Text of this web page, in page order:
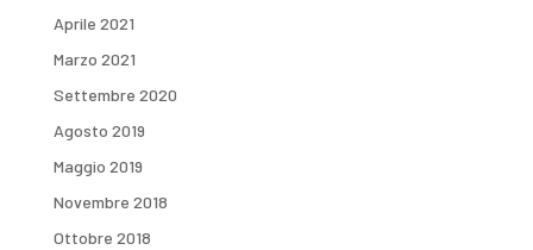
Aprile 2021
Marzo 2021
Settembre 2020
Agosto 2019
Maggio 2019
Novembre 2018
Ottobre 2018